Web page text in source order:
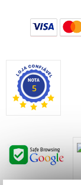
5